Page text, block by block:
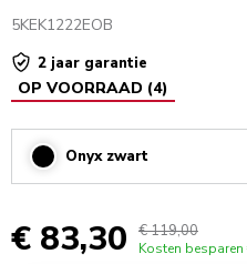
5KEK1222EOB
2 jaar garantie
OP VOORRAAD (4)
Onyx zwart
€ 83,30 € 119,00
Kosten besparen